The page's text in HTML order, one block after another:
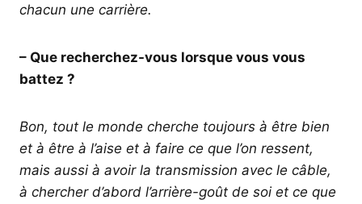
chacun une carrière.
– Que recherchez-vous lorsque vous vous
battez ?
Bon, tout le monde cherche toujours à être bien
et à être à l’aise et à faire ce que l’on ressent,
mais aussi à avoir la transmission avec le câble,
à chercher d’abord l’arrière-goût de soi et ce que